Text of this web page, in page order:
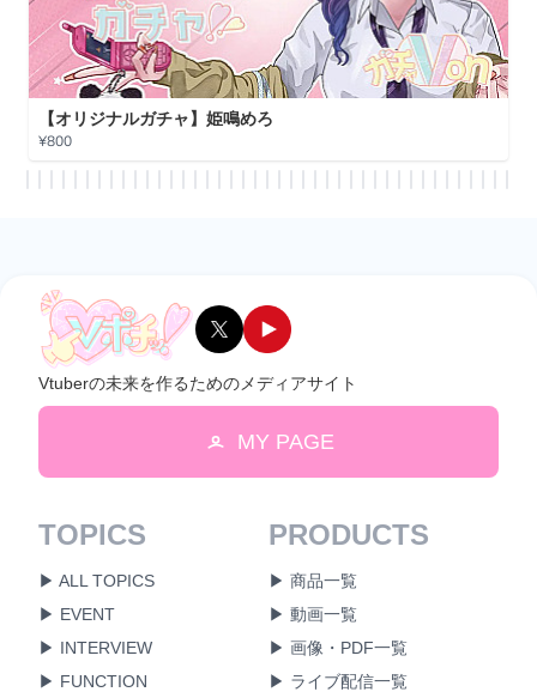
【コラボガチャ】輝月兎愛
¥800
Vtuberの未来を作るためのメディアサイト
MY PAGE
TOPICS
▶ ALL TOPICS
▶ EVENT
▶ INTERVIEW
▶ FUNCTION
PRODUCTS
▶ 商品一覧
▶ 動画一覧
▶ 画像・PDF一覧
▶ ライブ配信一覧